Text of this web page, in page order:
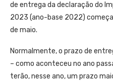
de entrega da declaração do
2023 (ano-base 2022)
de maio.
Normalmente, o prazo de
– como aconteceu no ano
terão, nesse ano, um prazo